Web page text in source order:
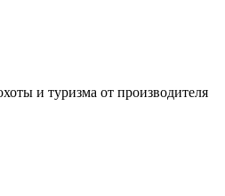
и туризма от производителя